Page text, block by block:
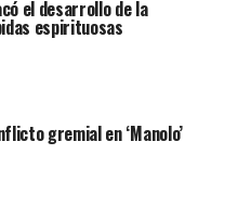
el desarrollo de la
espirituosas
gremial en ‘Manolo’